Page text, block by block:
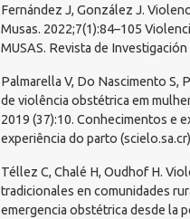
Fernández J, González J.
Musas. 2022;7(1):84–105
MUSAS. Revista de
Palmarella V, Do Nascimento S,
de violência obstétrica em
2019 (37):10. Conhecimentos e
experiência do parto (scielo.sa.cr)
Téllez C, Chalé H, Oudhof H.
tradicionales en comunidades
emergencia obstétrica desde la